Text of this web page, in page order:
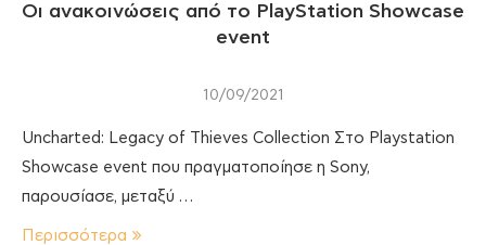
Οι ανακοινώσεις από το PlayStation Showcase
event
10/09/2021
Uncharted: Legacy of Thieves Collection Στο Playstation
Showcase event που πραγματοποίησε η Sony,
παρουσίασε, μεταξύ …
Περισσότερα